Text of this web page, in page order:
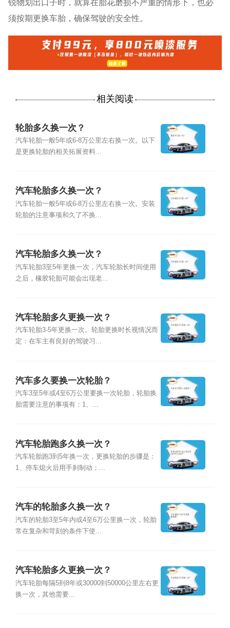
锐物划出口子时，就算在胎花磨损不严重的情形下，也必
须按期更换车胎，确保驾驶的安全性。
相关阅读
轮胎多久换一次？
汽车轮胎一般5年或6-8万公里左右换一次。以下
是更换轮胎的相关拓展资料...
汽车轮胎多久换一次？
汽车轮胎一般5年或6-8万公里左右换一次。安装
轮胎的注意事项和久了不换...
汽车轮胎多久换一次？
汽车轮胎3至5年更换一次，汽车轮胎长时间使用
之后，橡胶轮胎可能会出现老...
汽车轮胎多久更换一次？
汽车轮胎3-5年更换一次。轮胎更换时长视情况而
定：在车主有良好的驾驶习...
汽车多久要换一次轮胎？
汽车3至5年或4至6万公里要换一次轮胎，轮胎换
胎需要注意的事项有：1、...
汽车轮胎跑多久换一次？
汽车轮胎跑3到5年换一次，更换轮胎的步骤是：
1、停车熄火后用手刹制动；...
汽车的轮胎多久换一次？
汽车的轮胎3至5年内或4至6万公里换一次，轮胎
常在复杂和苛刻的条件下使...
汽车轮胎多久更换一次？
汽车轮胎每隔5到8年或30000到50000公里左右更
换一次，其他需要...